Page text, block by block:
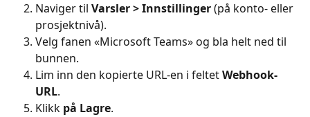
Naviger til Varsler > Innstillinger (på konto- eller
prosjektnivå).
Velg fanen «Microsoft Teams» og bla helt ned til
bunnen.
Lim inn den kopierte URL-en i feltet Webhook-
URL.
Klikk på Lagre.